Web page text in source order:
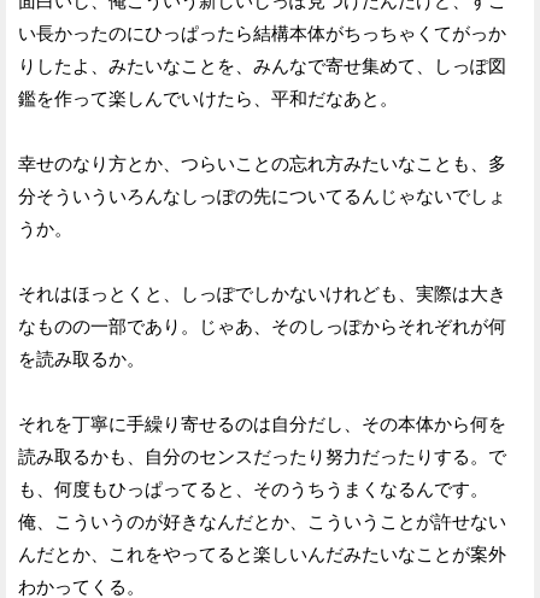
い長かったのにひっぱったら結構本体がちっちゃくてがっか
りしたよ、みたいなことを、みんなで寄せ集めて、しっぽ図
鑑を作って楽しんでいけたら、平和だなあと。
幸せのなり方とか、つらいことの忘れ方みたいなことも、多
分そういういろんなしっぽの先についてるんじゃないでしょ
うか。
それはほっとくと、しっぽでしかないけれども、実際は大き
なものの一部であり。じゃあ、そのしっぽからそれぞれが何
を読み取るか。
それを丁寧に手繰り寄せるのは自分だし、その本体から何を
読み取るかも、自分のセンスだったり努力だったりする。で
も、何度もひっぱってると、そのうちうまくなるんです。
俺、こういうのが好きなんだとか、こういうことが許せない
んだとか、これをやってると楽しいんだみたいなことが案外
わかってくる。